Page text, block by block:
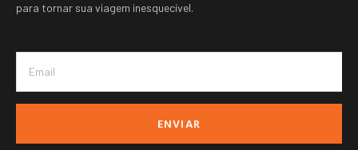
para tornar sua viagem inesquecível.
ENVIAR